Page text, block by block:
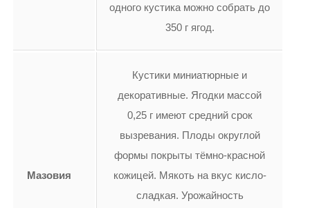
одного кустика можно собрать до
350 г ягод.
Мазовия
Кустики миниатюрные и
декоративные. Ягодки массой
0,25 г имеют средний срок
вызревания. Плоды округлой
формы покрыты тёмно-красной
кожицей. Мякоть на вкус кисло-
сладкая. Урожайность